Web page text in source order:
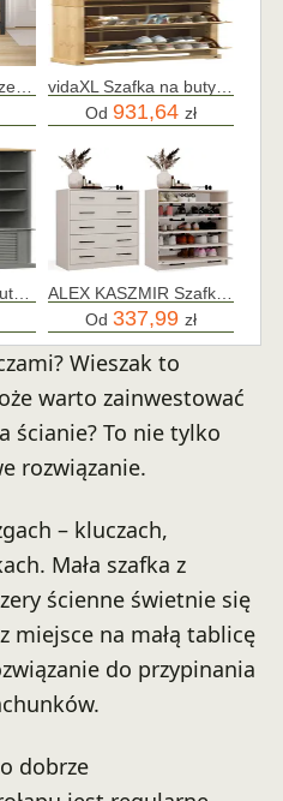
vidaXL Szafka na buty Corona 99x32x138 cm lite drewno sosnowe
Od 931,64 zł
vidaXL Szafka Na Buty Vigo Szara 85X35X170 Cm Lita Sosna 13452-353198
ALEX KASZMIR Szafka na buty do przedpokoju/korytarza MMPSBALEX10KASZ 5900354146162
Od 337,99 zł
Wieszak to
warto zainwestować
ścianie? To nie tylko
rozwiązanie.
– kluczach,
Mała szafka z
ścienne świetnie się
miejsce na małą tablicę
do przypinania
dobrze